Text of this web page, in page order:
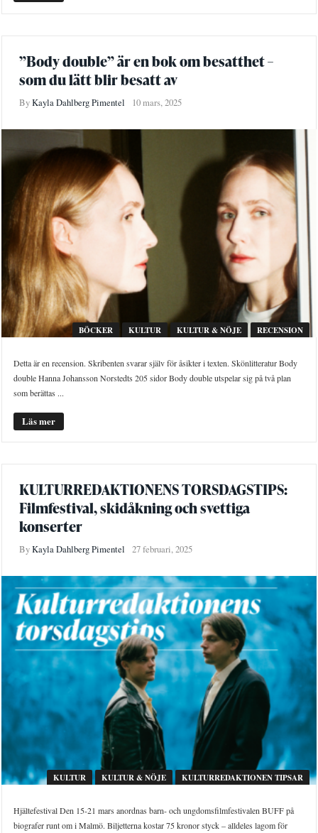
”Body double” är en bok om besatthet –
som du lätt blir besatt av
ByKayla Dahlberg Pimentel 10 mars, 2025
BÖCKER KULTUR KULTUR & NÖJE RECENSION
Detta är en recension. Skribenten svarar själv för åsikter i texten. Skönlitteratur Body
double Hanna Johansson Norstedts 205 sidor Body double utspelar sig på två plan
som berättas ...
Läs mer
KULTURREDAKTIONENS TORSDAGSTIPS:
Filmfestival, skidåkning och svettiga
konserter
ByKayla Dahlberg Pimentel 27 februari, 2025
KULTUR KULTUR & NÖJE KULTURREDAKTIONEN TIPSAR
Hjältefestival Den 15-21 mars anordnas barn- och ungdomsfilmfestivalen BUFF på
biografer runt om i Malmö. Biljetterna kostar 75 kronor styck – alldeles lagom för